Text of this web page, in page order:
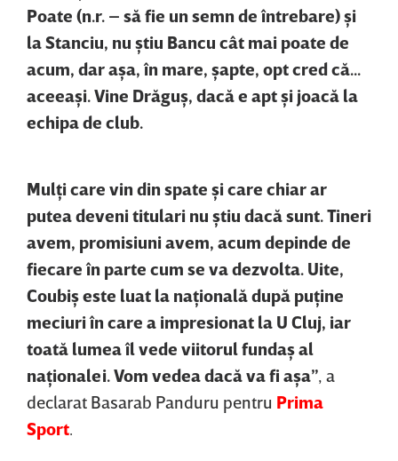
Poate (n.r. – să fie un semn de întrebare) şi
la Stanciu, nu ştiu Bancu cât mai poate de
acum, dar aşa, în mare, şapte, opt cred că...
aceeaşi. Vine Drăguş, dacă e apt şi joacă la
echipa de club.
Mulţi care vin din spate şi care chiar ar
putea deveni titulari nu ştiu dacă sunt. Tineri
avem, promisiuni avem, acum depinde de
fiecare în parte cum se va dezvolta. Uite,
Coubiş este luat la naţională după puţine
meciuri în care a impresionat la U Cluj, iar
toată lumea îl vede viitorul fundaş al
naţionalei. Vom vedea dacă va fi aşa” , a
declarat Basarab Panduru pentru Prima
Sport